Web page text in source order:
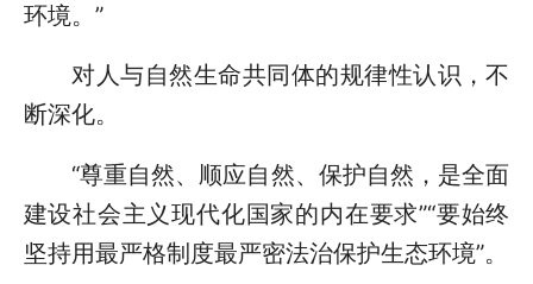
环境。”
对人与自然生命共同体的规律性认识，不
断深化。
“尊重自然、顺应自然、保护自然，是全面
建设社会主义现代化国家的内在要求”“要始终
坚持用最严格制度最严密法治保护生态环境”。